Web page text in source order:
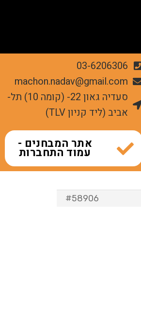
03-6206306
machon.nadav@gmail.com
סעדיה גאון 22- (קומה 10) תל-
אביב (ליד קניון TLV)
אתר המבחנים -
עמוד התחברות
#58906